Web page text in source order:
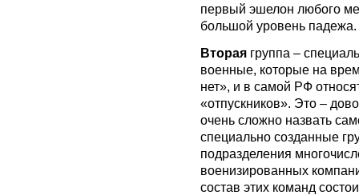
первый эшелон любого
большой уровень падежа.
Вторая группа –
военные, которые на
нет», и в самой РФ
«отпускников». Это –
очень сложно назвать
специально созданные
подразделения
военизированных
состав этих команд